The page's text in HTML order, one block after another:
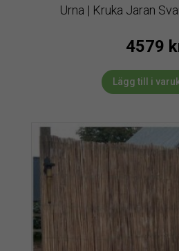
Urna | Kruka Jaran
4579
Lägg till i